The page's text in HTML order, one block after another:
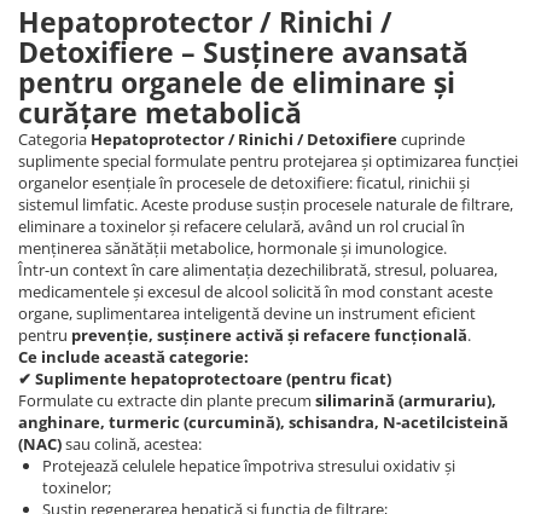
Hepatoprotector / Rinichi /
Detoxifiere – Susținere avansată
pentru organele de eliminare și
curățare metabolică
Categoria Hepatoprotector / Rinichi / Detoxifierecuprinde
suplimente special formulate pentru protejarea și optimizarea funcției
organelor esențiale în procesele de detoxifiere: ficatul, rinichii și
sistemul limfatic. Aceste produse susțin procesele naturale de filtrare,
eliminare a toxinelor și refacere celulară, având un rol crucial în
menținerea sănătății metabolice, hormonale și imunologice.
Într-un context în care alimentația dezechilibrată, stresul, poluarea,
medicamentele și excesul de alcool solicită în mod constant aceste
organe, suplimentarea inteligentă devine un instrument eficient
pentru prevenție, susținere activă și refacere funcțională.
Ce include această categorie:
✔ Suplimente hepatoprotectoare (pentru ficat)
Formulate cu extracte din plante precum silimarină (armurariu),
anghinare, turmeric (curcumină), schisandra, N-acetilcisteină
(NAC)sau colină, acestea:
Protejează celulele hepatice împotriva stresului oxidativ și
toxinelor;
Susțin regenerarea hepatică și funcția de filtrare;